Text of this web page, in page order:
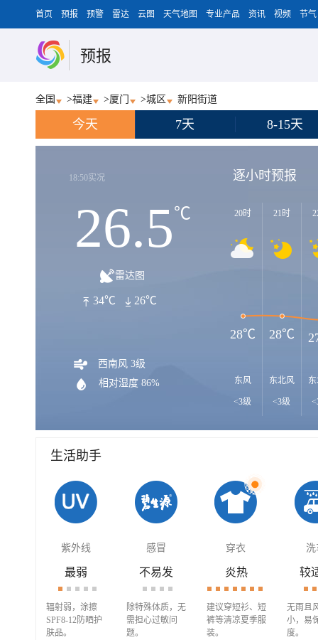
首页 预报 预警 雷达 云图 天气地图 专业产品 资讯 视频 节气
预报
全国 >福建 >厦门 >城区 新阳街道
今天 7天 8-15天
18:50实况
26.5℃
雷达图
34℃ 26℃
西南风 3级
相对湿度 86%
逐小时预报
20时
东风
<3级
21时
东北风
<3级
28℃ 28℃
生活助手
紫外线 感冒 穿衣 洗
最弱
辐射弱，涂擦
SPF8-12防晒护
肤品。
不易发
除特殊体质，无
需担心过敏问
题。
炎热
建议穿短衫、短
裤等清凉夏季服
装。
较
无雨且
小，易
度。